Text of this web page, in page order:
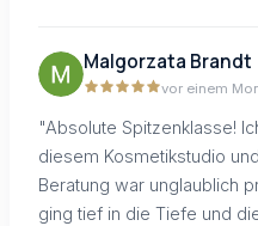
Malgorzata Brandt
vor einem
"Absolute Spitzenklasse!
diesem Kosmetikstudio
Beratung war unglaublich
ging tief in die Tiefe und